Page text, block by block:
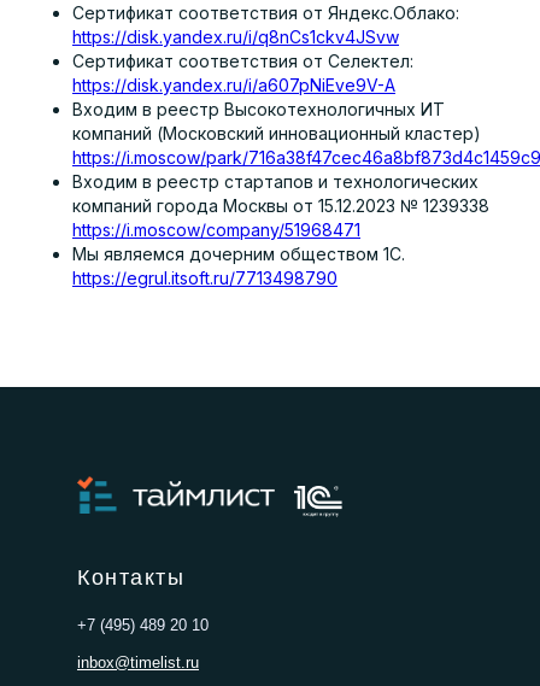
Сертификат соответствия от Яндекс.Облако:
https://disk.yandex.ru/i/q8nCs1ckv4JSvw
Сертификат соответствия от Селектел:
https://disk.yandex.ru/i/a607pNiEve9V-A
Входим в реестр Высокотехнологичных ИТ
компаний (Московский инновационный кластер)
https://i.moscow/park/
Входим в реестр стартапов и технологических
компаний города Москвы от 15.12.2023 № 1239338
https://i.moscow/company/51968471
Мы являемся дочерним обществом 1С.
https://egrul.itsoft.ru/7713498790
+7 (495) 489 20 10
inbox@timelist.ru
Контакты